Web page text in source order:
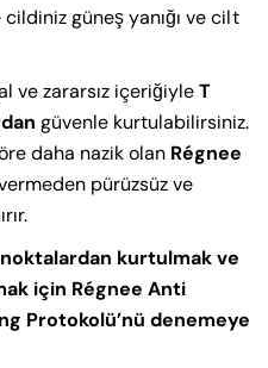
güneş yanığı ve cilt
ve zararsız içeriğiyleT
güvenle kurtulabilirsiniz.
daha nazik olan Régnee
pürüzsüz ve
kurtulmak ve
için Régnee Anti
Protokolü’nü denemeye